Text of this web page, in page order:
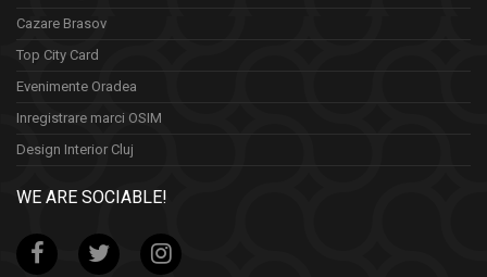
Cazare Brasov
Top City Card
Evenimente Oradea
Inregistrare marci OSIM
Design Interior Cluj
WE ARE SOCIABLE!